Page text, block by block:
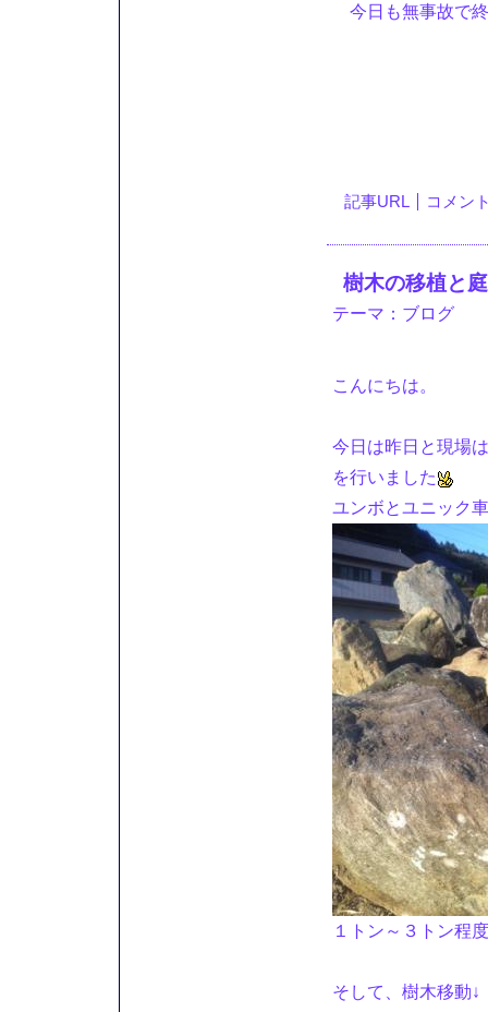
今日も無事故で
記事URL コメン
樹木の移植と
テーマ： ブログ
こんにちは。
今日は昨日と現場
を行いました
ユンボとユニック
１トン～３トン程
そして、樹木移動↓